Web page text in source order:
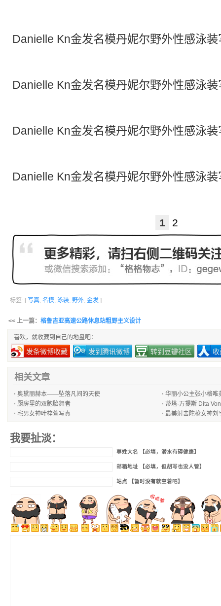
Danielle Kn金发名模丹妮尔野外性感泳装
Danielle Kn金发名模丹妮尔野外性感泳装
Danielle Kn金发名模丹妮尔野外性感泳装
Danielle Kn金发名模丹妮尔野外性感泳装
1 2
标签: [ 写真, 名模, 泳装, 野外, 金发 ]
<< 上一篇： 格鲁吉亚高速公路休息站粗野主义设计
喜欢，就收藏到自己的地盘吧：
发条微博收藏 发到腾讯微博 转到豆瓣社区
相关文章
奥黛丽赫本——坠落凡间的天使
华丽小公主张小格唯
厨房里的双胞胎舞者
蒂塔·万提斯 Dita
宅男女神叶梓萱写真
最美射击陀枪女神刘
我要扯淡：
尊姓大名 【必填，潜水有碍健康】
邮箱地址 【必填，但胡写也没人管】
站点 【暂时没有就空着吧】